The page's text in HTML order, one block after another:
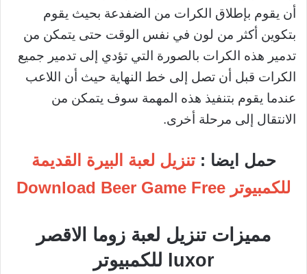
أن يقوم بإطلاق الكرات من الضفدعة بحيث يقوم
بتكوين أكثر من لون في نفس الوقت حتى يتمكن من
تدمير هذه الكرات بالصورة التي تؤدي إلى تدمير جميع
الكرات قبل أن تصل إلى خط النهاية حيث أن اللاعب
عندما يقوم بتنفيذ هذه المهمة سوف يتمكن من
الانتقال إلى مرحلة أخرى.
حمل ايضا :تنزيل لعبة البيرة القديمة
للكمبيوتر Download Beer Game Free
مميزات تنزيل لعبة زوما الاقصر
luxor للكمبيوتر